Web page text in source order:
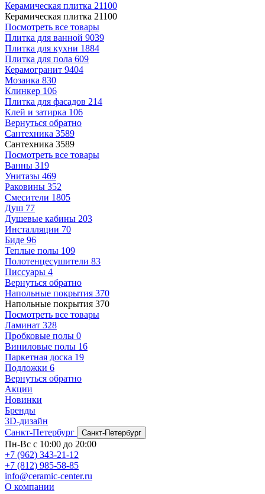
Керамическая плитка 21100
Керамическая плитка 21100
Посмотреть все товары
Плитка для ванной 9039
Плитка для кухни 1884
Плитка для пола 609
Керамогранит 9404
Мозаика 830
Клинкер 106
Плитка для фасадов 214
Клей и затирка 106
Вернуться обратно
Сантехника 3589
Сантехника 3589
Посмотреть все товары
Ванны 319
Унитазы 469
Раковины 352
Смесители 1805
Душ 77
Душевые кабины 203
Инсталляции 70
Биде 96
Теплые полы 109
Полотенцесушители 83
Писсуары 4
Вернуться обратно
Напольные покрытия 370
Напольные покрытия 370
Посмотреть все товары
Ламинат 328
Пробковые полы 0
Виниловые полы 16
Паркетная доска 19
Подложки 6
Вернуться обратно
Акции
Новинки
Бренды
3D-дизайн
Санкт-Петербург
Санкт-Петербург
Пн-Вс с 10:00 до 20:00
+7 (962) 343-21-12
+7 (812) 985-58-85
info@ceramic-center.ru
О компании